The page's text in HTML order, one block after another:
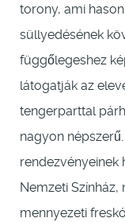
torony, ami
süllyedésének
függőlegeshez
látogatják az
tengerparttal
nagyon
rendezvényeinek
Nemzeti
mennyezeti